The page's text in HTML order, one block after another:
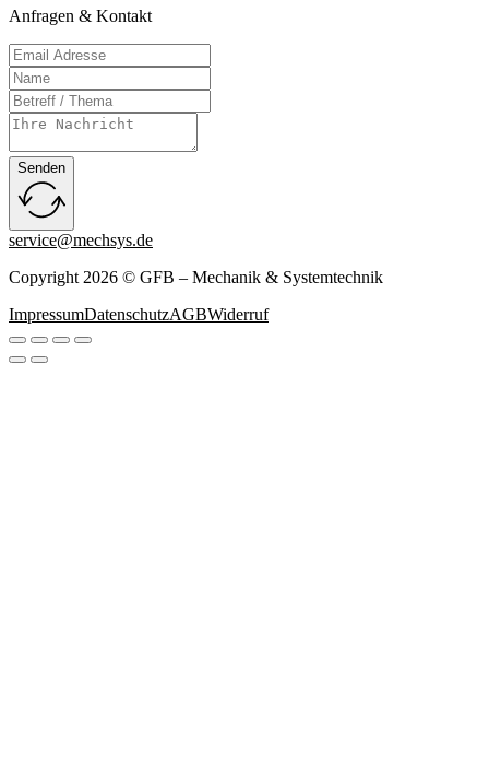
Anfragen & Kontakt
Senden
service@mechsys.de
Copyright 2026 © GFB – Mechanik & Systemtechnik
ImpressumDatenschutzAGBWiderruf